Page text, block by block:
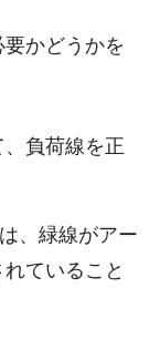
かどうかを
負荷線を正
、緑線がアー
ていること